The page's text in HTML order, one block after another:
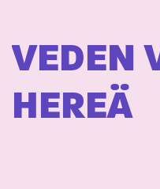
VEDEN
HEREÄ